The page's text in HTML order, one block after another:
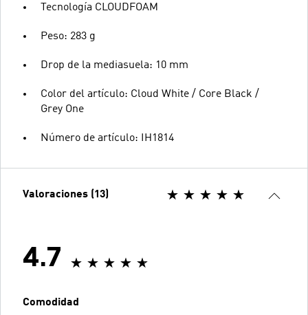
Tecnología CLOUDFOAM
Peso: 283 g
Drop de la mediasuela: 10 mm
Color del artículo: Cloud White / Core Black /
Grey One
Número de artículo: IH1814
Valoraciones (13)
4.7
Comodidad